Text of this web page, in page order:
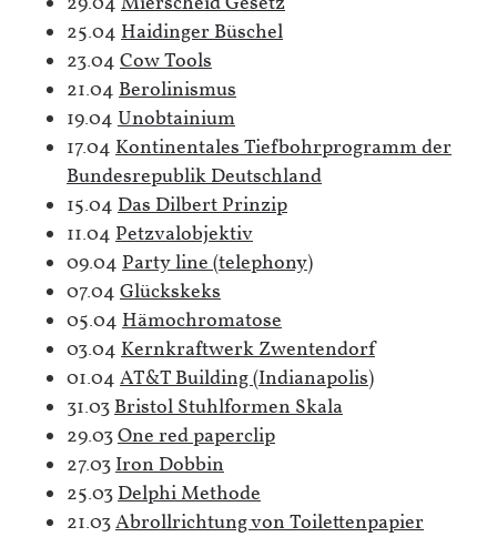
25.04 Haidinger Büschel
23.04 Cow Tools
21.04 Berolinismus
19.04 Unobtainium
17.04 Kontinentales Tiefbohrprogramm der
Bundesrepublik Deutschland
15.04 Das Dilbert Prinzip
11.04 Petzvalobjektiv
09.04 Party line (telephony)
07.04 Glückskeks
05.04 Hämochromatose
03.04 Kernkraftwerk Zwentendorf
01.04 AT&T Building (Indianapolis)
31.03Bristol Stuhlformen Skala
29.03One red paperclip
27.03Iron Dobbin
25.03Delphi Methode
21.03Abrollrichtung von Toilettenpapier